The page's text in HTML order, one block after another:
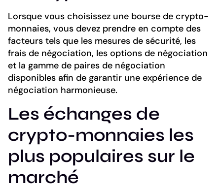
Lorsque vous choisissez une bourse de crypto-
monnaies, vous devez prendre en compte des
facteurs tels que les mesures de sécurité, les
frais de négociation, les options de négociation
et la gamme de paires de négociation
disponibles afin de garantir une expérience de
négociation harmonieuse.
Les échanges de
crypto-monnaies les
plus populaires sur le
marché